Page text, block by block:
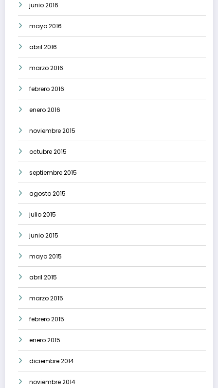
junio 2016
mayo 2016
abril 2016
marzo 2016
febrero 2016
enero 2016
noviembre 2015
octubre 2015
septiembre 2015
agosto 2015
julio 2015
junio 2015
mayo 2015
abril 2015
marzo 2015
febrero 2015
enero 2015
diciembre 2014
noviembre 2014